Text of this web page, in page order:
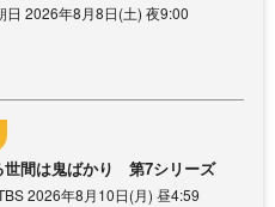
日 2026年8月8日(土) 夜9:00
世間は鬼ばかり 第7シリーズ
2026年8月10日(月) 昼4:59